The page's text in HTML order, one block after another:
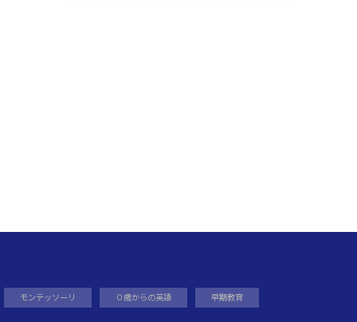
モンテッソーリ ０歳からの英語 早期教育